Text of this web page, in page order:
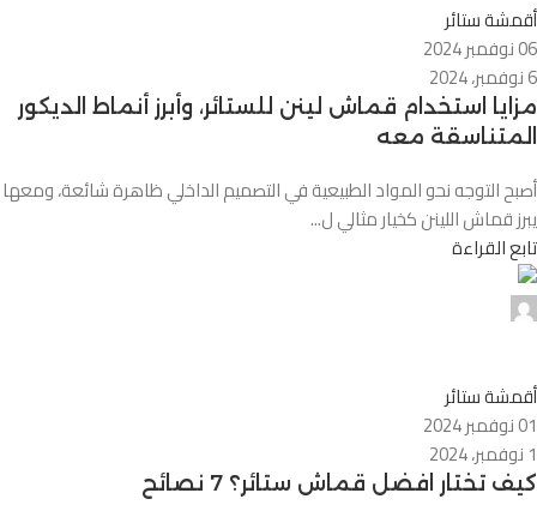
أقمشة ستائر
06 نوفمبر 2024
6 نوفمبر، 2024
مزايا استخدام قماش لينن للستائر، وأبرز أنماط الديكور
المتناسقة معه
أصبح التوجه نحو المواد الطبيعية في التصميم الداخلي ظاهرة شائعة، ومعها
يبرز قماش اللينن كخيار مثالي ل...
تابع القراءة
أقمشة ستائر
01 نوفمبر 2024
1 نوفمبر، 2024
كيف تختار افضل قماش ستائر؟ 7 نصائح